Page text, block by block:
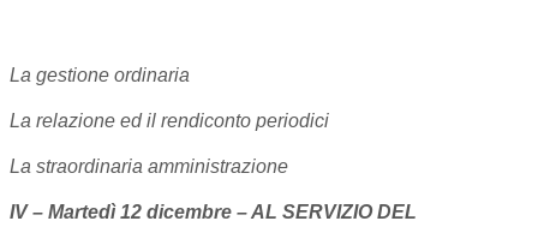
La gestione ordinaria
La relazione ed il rendiconto periodici
La straordinaria amministrazione
IV – Martedì 12 dicembre – AL SERVIZIO DEL